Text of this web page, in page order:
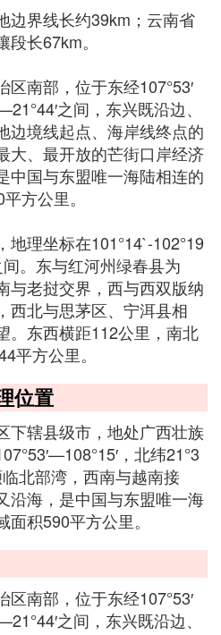
边界线长约39km；云南省
长67km。
南部，位于东经107°53′
之间，东兴既沿边、
边境线起点、海岸线终点的
大、最开放的芒街口岸经济
中国与东盟唯一海陆相连的
方公里。
理坐标在101°14`-102°19
。东与红河州绿春县为
与老挝交界，西与西双版纳
西北与思茅区、宁洱县相
。东西横距112公里，南北
平方公里。
位置
下辖县级市，地处广西壮族
，北纬21°3
北部湾，西南与越南接
沿海，是中国与东盟唯一海
积590平方公里。
南部，位于东经107°53′
之间，东兴既沿边、